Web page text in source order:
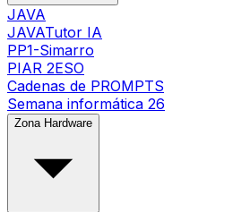
JAVA
JAVATutor IA
PP1-Simarro
PIAR 2ESO
Cadenas de PROMPTS
Semana informática 26
Zona Hardware